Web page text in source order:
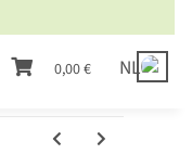
0,00 € NL